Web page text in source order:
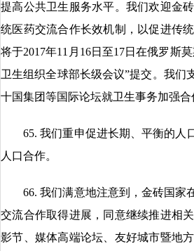
提高公共卫生服务水平。我们欢迎金
统医药交流合作长效机制，以促进传
将于2017年11月16日至17日在俄罗斯
卫生组织全球部长级会议”提交。我们
十国集团等国际论坛就卫生事务加强合
65. 我们重申促进长期、平衡的人口
人口合作。
66. 我们满意地注意到，金砖国家
交流合作取得进展，同意继续推进相
影节、媒体高端论坛、友好城市暨地